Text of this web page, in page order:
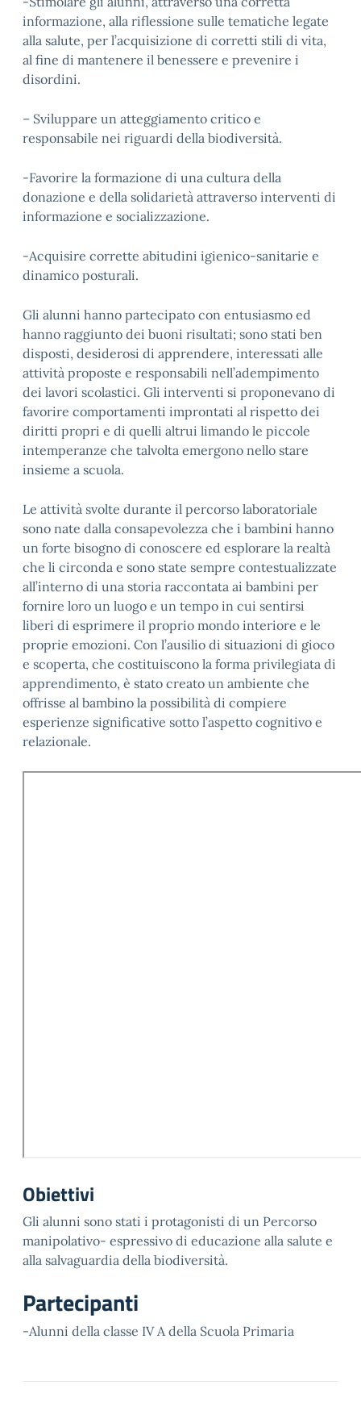
informazione, alla riflessione sulle tematiche legate
alla salute, per l’acquisizione di corretti stili di vita,
al fine di mantenere il benessere e prevenire i
disordini.
– Sviluppare un atteggiamento critico e
responsabile nei riguardi della biodiversità.
-Favorire la formazione di una cultura della
donazione e della solidarietà attraverso interventi di
informazione e socializzazione.
-Acquisire corrette abitudini igienico-sanitarie e
dinamico posturali.
Gli alunni hanno partecipato con entusiasmo ed
hanno raggiunto dei buoni risultati; sono stati ben
disposti, desiderosi di apprendere, interessati alle
attività proposte e responsabili nell’adempimento
dei lavori scolastici. Gli interventi si proponevano di
favorire comportamenti improntati al rispetto dei
diritti propri e di quelli altrui limando le piccole
intemperanze che talvolta emergono nello stare
insieme a scuola.
Le attività svolte durante il percorso laboratoriale
sono nate dalla consapevolezza che i bambini hanno
un forte bisogno di conoscere ed esplorare la realtà
che li circonda e sono state sempre contestualizzate
all’interno di una storia raccontata ai bambini per
fornire loro un luogo e un tempo in cui sentirsi
liberi di esprimere il proprio mondo interiore e le
proprie emozioni. Con l’ausilio di situazioni di gioco
e scoperta, che costituiscono la forma privilegiata di
apprendimento, è stato creato un ambiente che
offrisse al bambino la possibilità di compiere
esperienze significative sotto l’aspetto cognitivo e
relazionale.
Obiettivi
Gli alunni sono stati i protagonisti di un Percorso
manipolativo- espressivo di educazione alla salute e
alla salvaguardia della biodiversità.
Partecipanti
-Alunni della classe IV A della Scuola Primaria